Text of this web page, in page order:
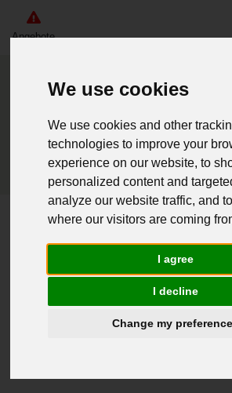
We use cookies
We use cookies and other
technologies to improve your
experience on our website, to
personalized content and
analyze our website traffic, and
where our visitors are coming
I agree
I decline
Change my
Angebote
Home
Tschech. Winterschlafsack mit